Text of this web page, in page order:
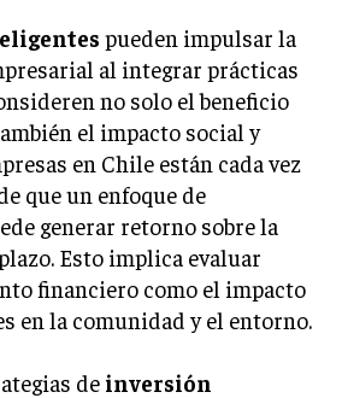
pueden impulsar la
al integrar prácticas
no solo el beneficio
el impacto social y
en Chile están cada vez
que un enfoque de
generar retorno sobre la
Esto implica evaluar
financiero como el impacto
en la comunidad y el entorno.
de inversión